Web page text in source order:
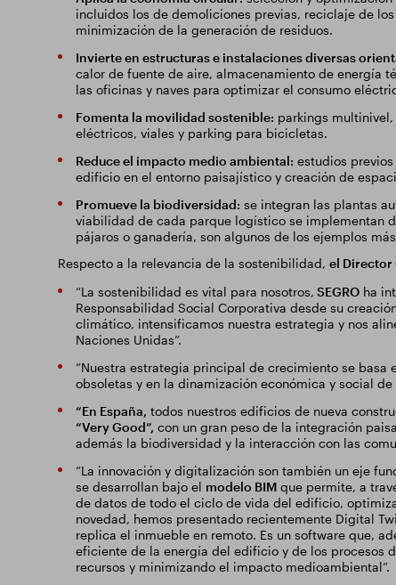
incluidos los de demoliciones previas, reciclaje de
minimización de la generación de residuos.
Invierte en estructuras e instalaciones diversas
calor de fuente de aire, almacenamiento de energía
las oficinas y naves para optimizar el consumo
Fomenta la movilidad sostenible: parkings
eléctricos, viales y parking para bicicletas.
Reduce el impacto medio ambiental: estudios
edificio en el entorno paisajístico y creación de
Promueve la biodiversidad: se integran las plantas
viabilidad de cada parque logístico se implementan
pájaros o ganadería, son algunos de los ejemplos
Respecto a la relevancia de la sostenibilidad, el Director
“La sostenibilidad es vital para nosotros, SEGROha
Responsabilidad Social Corporativa desde su
climático, intensificamos nuestra estrategia y nos
Naciones Unidas”.
“Nuestra estrategia principal de crecimiento se basa
obsoletas y en la dinamización económica y social de
“En España, todos nuestros edificios de nueva
“Very Good”, con un gran peso de la integración
además la biodiversidad y la interacción con las
“La innovación y digitalización son también un eje
se desarrollan bajo el modelo BIMque permite, a
de datos de todo el ciclo de vida del edificio,
novedad, hemos presentado recientemente Digital
replica el inmueble en remoto. Es un software que,
eficiente de la energía del edificio y de los procesos
recursos y minimizando el impacto medioambiental”.